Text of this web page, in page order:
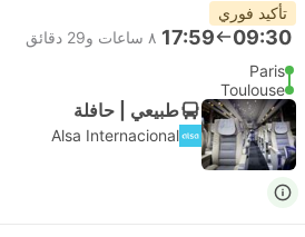
تأكيد فوري
09:30
17:59 ٨ ساعات و‫29 دقائق
Paris
Toulouse
طبيعي | حافلة
Alsa Internacional